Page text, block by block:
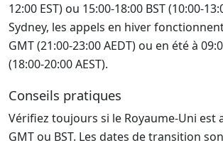
12:00 EST) ou 15:00-18:00 BST (10:00-
Sydney, les appels en hiver
GMT (21:00-23:00 AEDT) ou en été à
(18:00-20:00 AEST).
Conseils pratiques
Vérifiez toujours si le Royaume-Uni est
GMT ou BST. Les dates de transition